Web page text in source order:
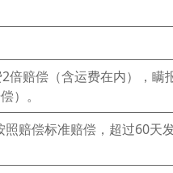
倍赔偿（含运费在内），瞒
）。
赔偿标准赔偿，超过60天